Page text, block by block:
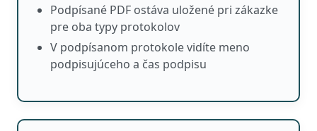
Podpísané PDF ostáva uložené pri zákazke
pre oba typy protokolov
V podpísanom protokole vidíte meno
podpisujúceho a čas podpisu